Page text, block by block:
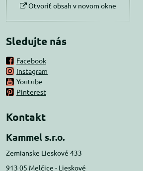
Otvoriť obsah v novom okne
Sledujte nás
Facebook
Instagram
Youtube
Pinterest
Kontakt
Kammel s.r.o.
Zemianske Lieskové 433
913 05 Melčice - Lieskové